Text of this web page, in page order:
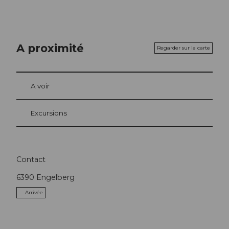
A proximité Regarder sur la carte
A voir
Excursions
Contact
6390 Engelberg
Arrivée